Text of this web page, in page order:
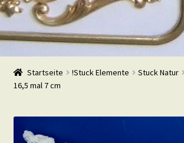
Navigation
Zum
Inhalt
Start
Shop
Warenkorb
Startseite !Stuck Elemente Stuck Natur
16,5 mal 7 cm